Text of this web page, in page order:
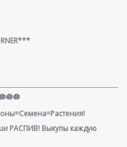
РАСПИВ! Выкупы каждую